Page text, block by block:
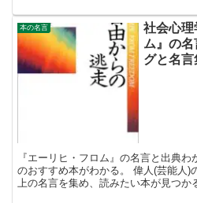
本の名言
社会心理
ム』の
グと名言
『エーリヒ・フロム』の名言と出典わ
のおすすめ本がわかる。 偉人(芸能人)
上の名言を集め、読みたい本が見つか